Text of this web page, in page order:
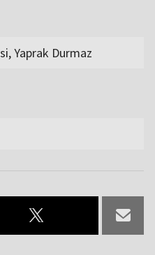
Yaprak Durmaz